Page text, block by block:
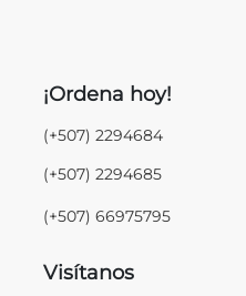
¡Ordena hoy!
(+507) 2294684
(+507) 2294685
(+507) 66975795
Visítanos